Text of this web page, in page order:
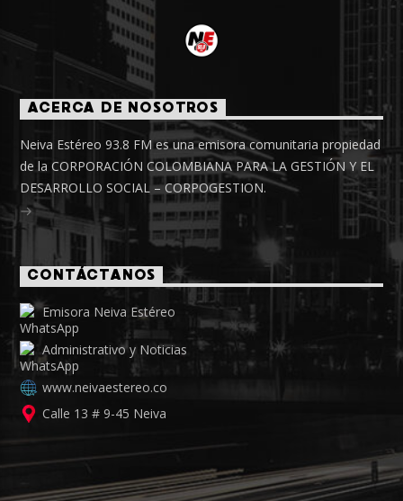
ACERCA DE NOSOTROS
Neiva Estéreo 93.8 FM es una emisora comunitaria propiedad
de la CORPORACIÓN COLOMBIANA PARA LA GESTIÓN Y EL
DESARROLLO SOCIAL – CORPOGESTION.
CONTÁCTANOS
Emisora Neiva Estéreo
Administrativo y Noticias
www.neivaestereo.co
Calle 13 # 9-45 Neiva